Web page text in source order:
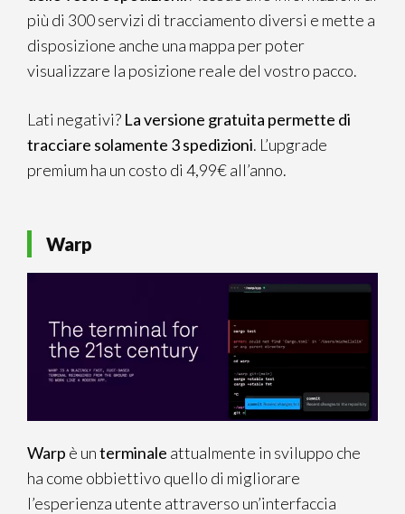
più di 300 servizi di tracciamento diversi e mette a
disposizione anche una mappa per poter
visualizzare la posizione reale del vostro pacco.
Lati negativi? La versione gratuita permette di
tracciare solamente 3 spedizioni. L’upgrade
premium ha un costo di 4,99€ all’anno.
Warp
Warp è unterminale attualmente in sviluppo che
ha come obbiettivo quello di migliorare
l’esperienza utente attraverso un’interfaccia